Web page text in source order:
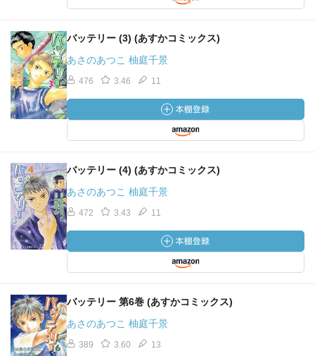
バッテリー (3) (あすかコミックス)
あさのあつこ 柚庭千景
476 3.46 11
バッテリー (4) (あすかコミックス)
あさのあつこ 柚庭千景
472 3.43 11
バッテリー 第6巻 (あすかコミックス)
あさのあつこ 柚庭千景
389 3.60 13